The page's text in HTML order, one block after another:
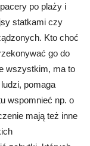
po plaży i
statkami czy
Kto choć
go do
wszystkim, ma to
pomaga
wspomnieć np. o
mają też inne